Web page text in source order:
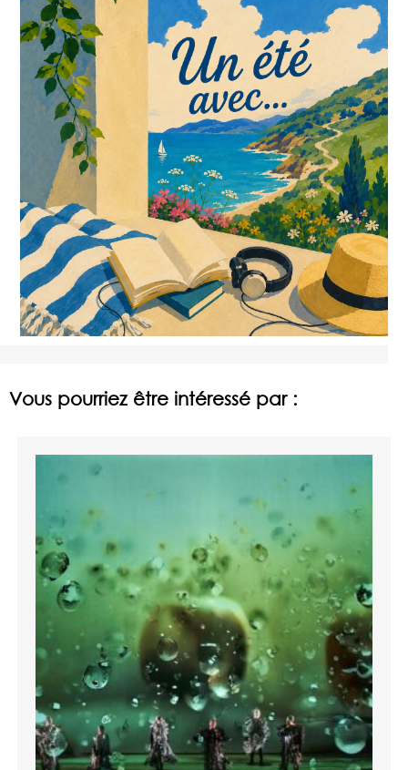
Vous pourriez être intéressé par :